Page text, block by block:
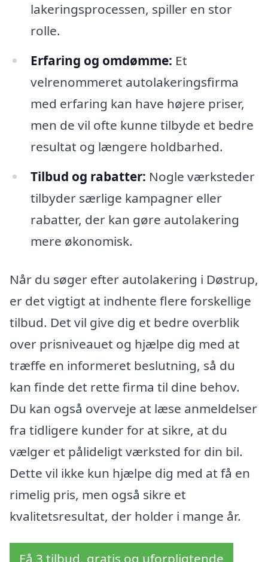
lakeringsprocessen, spiller en stor
rolle.
Erfaring og omdømme: Et
velrenommeret autolakeringsfirma
med erfaring kan have højere priser,
men de vil ofte kunne tilbyde et bedre
resultat og længere holdbarhed.
Tilbud og rabatter: Nogle værksteder
tilbyder særlige kampagner eller
rabatter, der kan gøre autolakering
mere økonomisk.
Når du søger efter autolakering i Døstrup,
er det vigtigt at indhente flere forskellige
tilbud. Det vil give dig et bedre overblik
over prisniveauet og hjælpe dig med at
træffe en informeret beslutning, så du
kan finde det rette firma til dine behov.
Du kan også overveje at læse anmeldelser
fra tidligere kunder for at sikre, at du
vælger et pålideligt værksted for din bil.
Dette vil ikke kun hjælpe dig med at få en
rimelig pris, men også sikre et
kvalitetsresultat, der holder i mange år.
Få 3 tilbud, gratis og uforpligtende